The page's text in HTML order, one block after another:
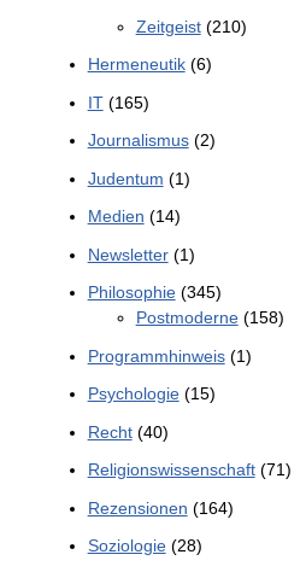
Zeitgeist(210)
Hermeneutik(6)
IT(165)
Journalismus(2)
Judentum (1)
Medien (14)
Newsletter(1)
Philosophie(345)
Postmoderne(158)
Programmhinweis(1)
Psychologie(15)
Recht(40)
Religionswissenschaft(71)
Rezensionen (164)
Soziologie(28)